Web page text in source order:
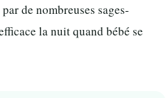
de nombreuses sages-
la nuit quand bébé se